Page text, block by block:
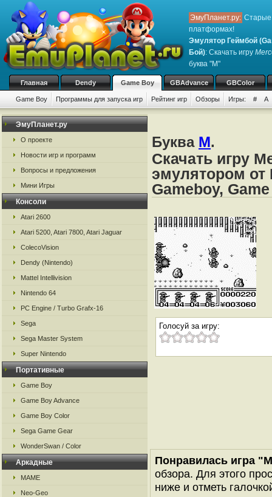
ЭмуПланет.ру: Старые
платформах!
Эмулятор Геймбой
Бой): Скачать игру
буква "M"
Главная Dendy Game Boy GBAdvance GBColor
Game Boy Программы для запуска игр Рейтинг игр Обзоры Игры: # A
ЭмуПланет.ру
О проекте
Новости игр и программ
Вопросы и предложения
Мини Игры
Консоли
Atari 2600
Atari 5200, Atari 7800, Atari Jaguar
ColecoVision
Dendy (Nintendo)
Mattel Intellivision
Nintendo 64
PC Engine / Turbo Grafx-16
Sega
Sega Master System
Super Nintendo
Портативные
Game Boy
Game Boy Advance
Game Boy Color
Sega Game Gear
WonderSwan / Color
Аркадные
MAME
Neo-Geo
Буква M.
Скачать игру
эмулятором от
Gameboy,
Голосуй за игру:
Понравилась игра
обзора. Для этого
ниже и отметь